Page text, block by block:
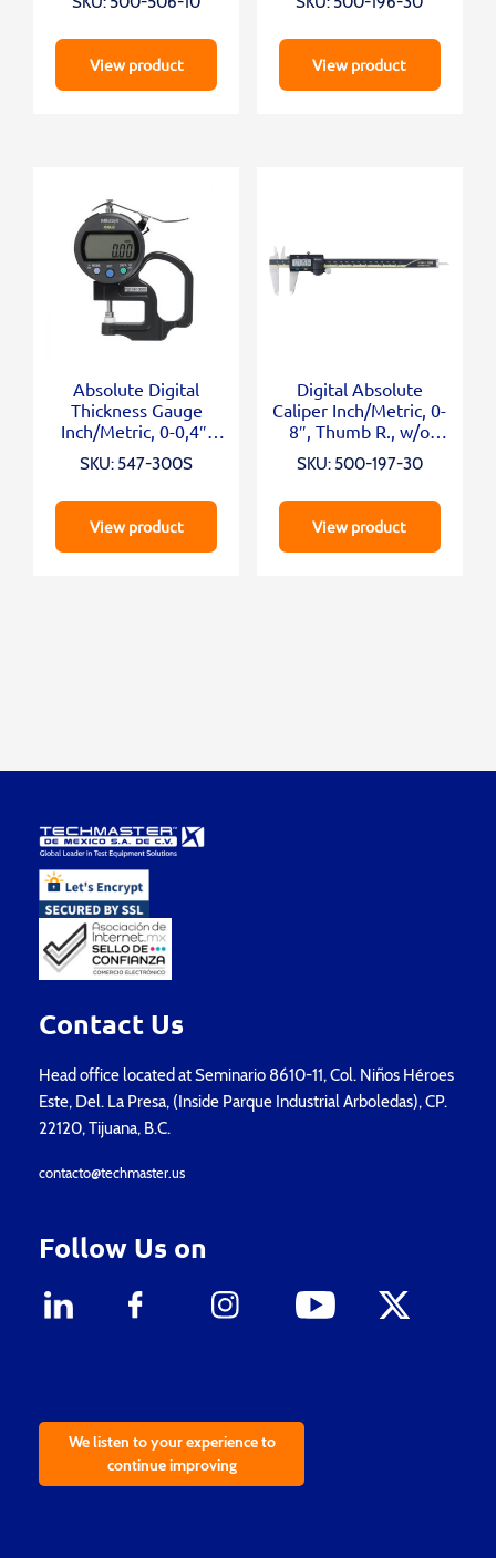
View product View product
Absolute Digital
Thickness Gauge
Inch/Metric, 0-0,4″,
SKU: 547-300S
View product
Digital Absolute
Caliper Inch/Metric, 0-
8″, Thumb R., w/o
SKU: 500-197-30
View product
Contact Us
Head office located at Seminario 8610-11, Col. Niños Héroes
Este, Del. La Presa, (Inside Parque Industrial Arboledas), CP.
22120, Tijuana, B.C.
contacto@techmaster.us
Follow Us on
We listen to your experience to
continue improving